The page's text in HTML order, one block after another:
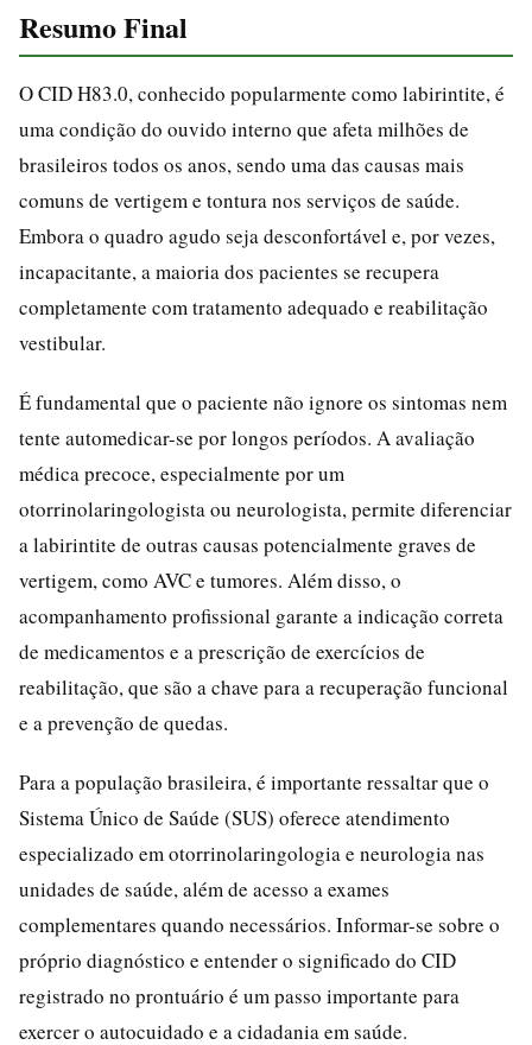
Resumo Final
O CID H83.0, conhecido popularmente como labirintite, é
uma condição do ouvido interno que afeta milhões de
brasileiros todos os anos, sendo uma das causas mais
comuns de vertigem e tontura nos serviços de saúde.
Embora o quadro agudo seja desconfortável e, por vezes,
incapacitante, a maioria dos pacientes se recupera
completamente com tratamento adequado e reabilitação
vestibular.
É fundamental que o paciente não ignore os sintomas nem
tente automedicar-se por longos períodos. A avaliação
médica precoce, especialmente por um
otorrinolaringologista ou neurologista, permite diferenciar
a labirintite de outras causas potencialmente graves de
vertigem, como AVC e tumores. Além disso, o
acompanhamento profissional garante a indicação correta
de medicamentos e a prescrição de exercícios de
reabilitação, que são a chave para a recuperação funcional
e a prevenção de quedas.
Para a população brasileira, é importante ressaltar que o
Sistema Único de Saúde (SUS) oferece atendimento
especializado em otorrinolaringologia e neurologia nas
unidades de saúde, além de acesso a exames
complementares quando necessários. Informar-se sobre o
próprio diagnóstico e entender o significado do CID
registrado no prontuário é um passo importante para
exercer o autocuidado e a cidadania em saúde.